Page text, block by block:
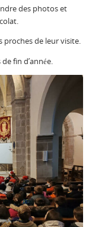
des photos et
proches de leur visite.
fin d’année.